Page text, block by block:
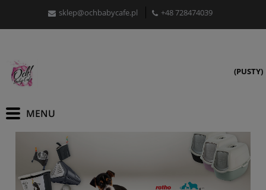
sklep@ochbabycafe.pl +48 728474039
(PUSTY)